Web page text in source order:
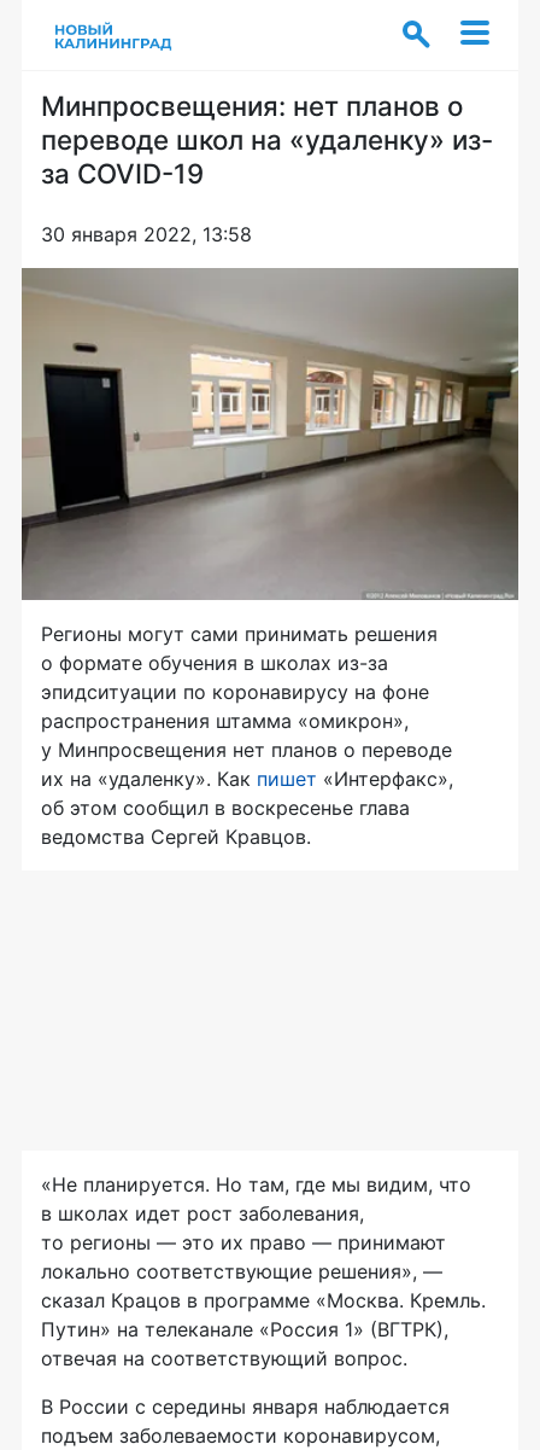
Минпросвещения: нет планов о
переводе школ на «удаленку» из-
за COVID-19
30 января 2022, 13:58
Регионы могут сами принимать решения
о формате обучения в школах из-за
эпидситуации по коронавирусу на фоне
распространения штамма «омикрон»,
у Минпросвещения нет планов о переводе
их на «удаленку». Как пишет «Интерфакс»,
об этом сообщил в воскресенье глава
ведомства Сергей Кравцов.
«Не планируется. Но там, где мы видим, что
в школах идет рост заболевания,
то регионы — это их право — принимают
локально соответствующие решения», —
сказал Крацов в программе «Москва. Кремль.
Путин» на телеканале «Россия 1» (ВГТРК),
отвечая на соответствующий вопрос.
В России с середины января наблюдается
подъем заболеваемости коронавирусом,